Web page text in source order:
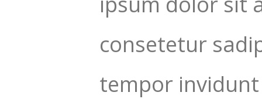
consetetur
tempor